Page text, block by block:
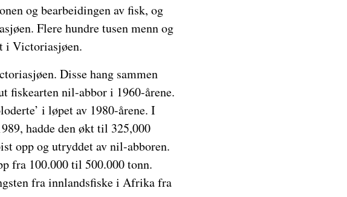
og bearbeidingen av fisk, og
Flere hundre tusen menn og
i Victoriasjøen.
Disse hang sammen
fiskearten nil-abbor i 1960-årene.
i løpet av 1980-årene. I
hadde den økt til 325,000
opp og utryddet av nil-abboren.
fra 100.000 til 500.000 tonn.
fra innlandsfiske i Afrika fra